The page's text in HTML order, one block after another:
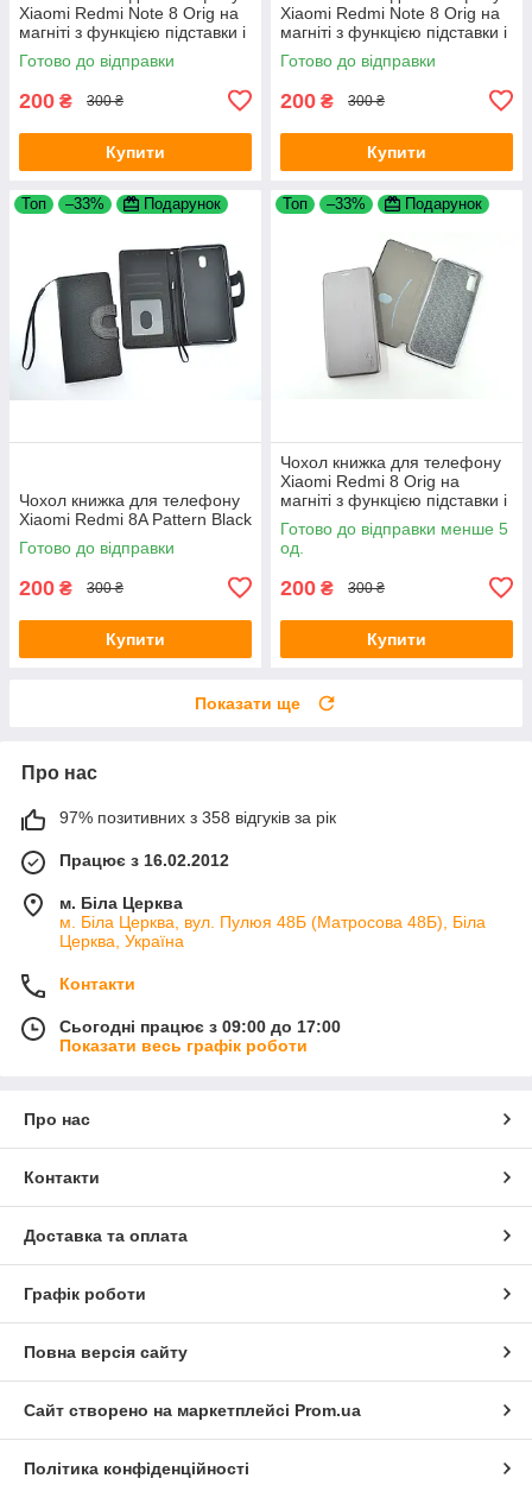
Xiaomi Redmi Note 8 Orig на
магніті з функцією підставки і
кишенею для карт Rose Gold
4you
Готово до відправки
200 ₴ 300 ₴
Купити
Xiaomi Redmi Note 8 Orig на
магніті з функцією підставки і
кишенею для карток Black
4you
Готово до відправки
200 ₴ 300 ₴
Купити
Топ –33% Подарунок
Чохол книжка для телефону
Xiaomi Redmi 8A Pattern Black
Готово до відправки
200 ₴ 300 ₴
Купити
Топ –33% Подарунок
Чохол книжка для телефону
Xiaomi Redmi 8 Orig на
магніті з функцією підставки і
кишенею для карт Grey 4you
Готово до відправки менше 5
од.
200 ₴ 300 ₴
Купити
Показати ще
Про нас
97% позитивних з 358 відгуків за рік
Працює з 16.02.2012
м. Біла Церква
м. Біла Церква, вул. Пулюя 48Б (Матросова 48Б), Біла
Церква, Україна
Контакти
Сьогодні працює з 09:00 до 17:00
Показати весь графік роботи
Про нас
Контакти
Доставка та оплата
Графік роботи
Повна версія сайту
Сайт створено на маркетплейсі Prom.ua
Політика конфіденційності